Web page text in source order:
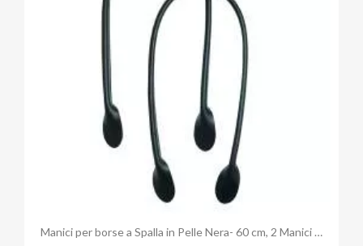
Anteprima Manici per borse a Spalla in Pelle Nera- 60 cm, 2 Manici da Cucire